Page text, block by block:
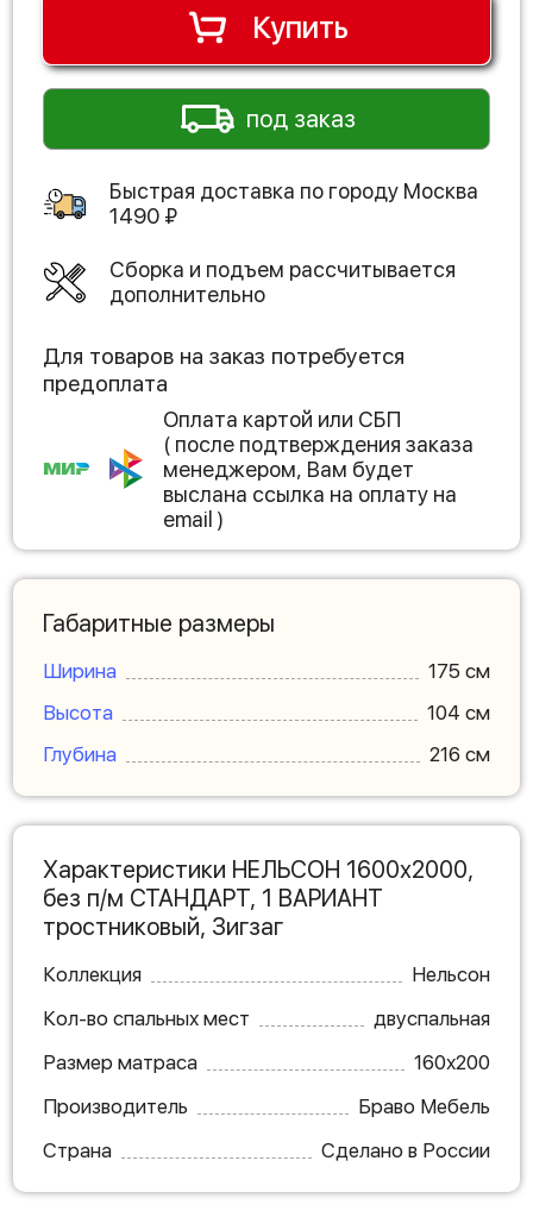
Купить
под заказ
Быстрая доставка по городу Москва
1490 ₽
Сборка и подъем рассчитывается
дополнительно
Для товаров на заказ потребуется
предоплата
Оплата картой или СБП
( после подтверждения заказа
менеджером, Вам будет
выслана ссылка на оплату на
email )
Габаритные размеры
Ширина
175 см
Высота
104 см
Глубина
216 см
Характеристики НЕЛЬСОН 1600х2000,
без п/м СТАНДАРТ, 1 ВАРИАНТ
тростниковый, Зигзаг
Коллекция
Нельсон
Кол-во спальных мест
двуспальная
Размер матраса
160х200
Производитель
Браво Мебель
Страна
Сделано в России